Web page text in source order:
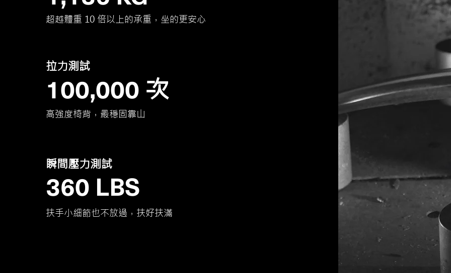
​超越體重 10 倍以上的承重，坐的更安心
100,000 次
​拉力測試
​高強度椅背，最穩固靠山
360 LBS
​瞬間壓力測試
​扶手小細節也不放過，扶好扶滿